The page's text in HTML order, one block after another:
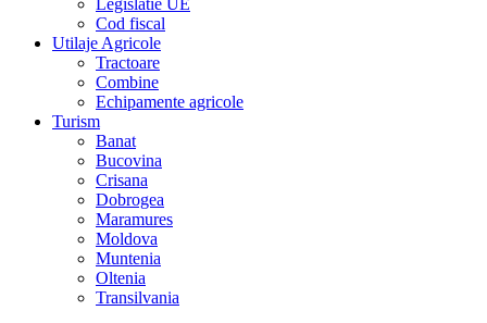
Legislatie UE
Cod fiscal
Utilaje Agricole
Tractoare
Combine
Echipamente agricole
Turism
Banat
Bucovina
Crisana
Dobrogea
Maramures
Moldova
Muntenia
Oltenia
Transilvania